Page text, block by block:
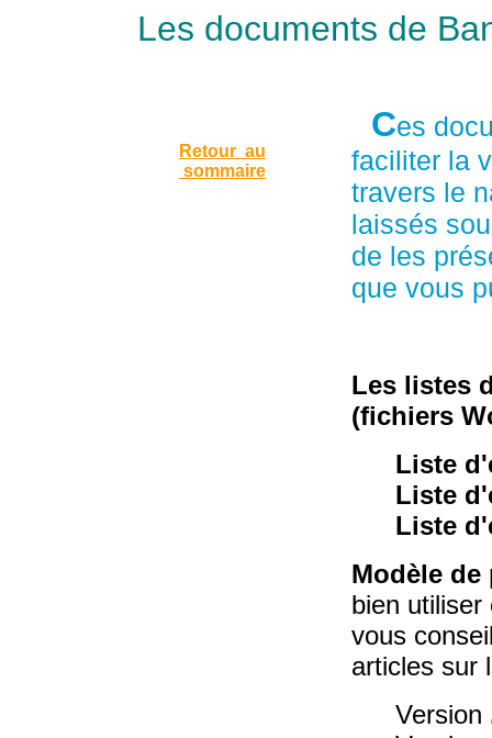
Les documents de
Retour au
sommaire
Ces
faciliter la
travers le
laissés
de les
que vous
Les listes
(fichiers
Liste
Liste
Liste
Modèle
bien utiliser
vous
articles sur
Version